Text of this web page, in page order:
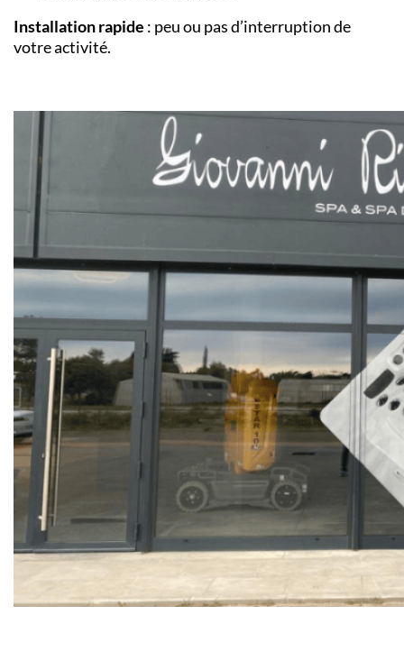
Installation rapide : peu ou pas d’interruption de
votre activité.